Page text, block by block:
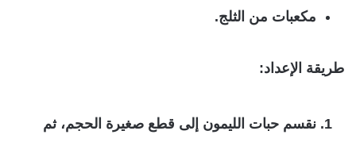
مكعبات من الثلج.
طريقة الإعداد:
نقسم حبات الليمون إلى قطع صغيرة الحجم، ثم